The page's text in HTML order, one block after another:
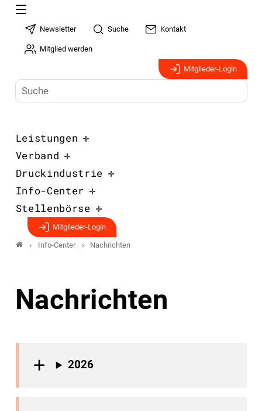
Newsletter Suche Kontakt
Mitglied werden
Mitglieder-Login
Leistungen
Verband
Druckindustrie
Info-Center
Stellenbörse
Mitglieder-Login
Info-Center Nachrichten
Nachrichten
2026